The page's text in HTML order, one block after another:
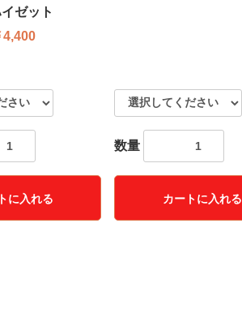
ゼット
4,400
に入れる
数量
カートに入れる